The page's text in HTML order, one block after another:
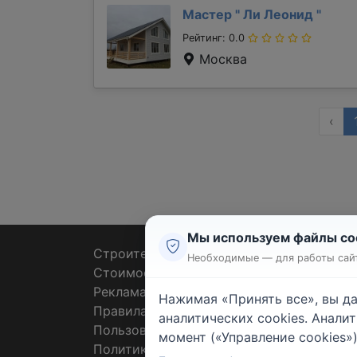
Мастер " Ли Леонид "
Рейтинг: 0.0
Москва
‹
Строительные тендеры
Стоимость работ
Реклама
Правила
Пользовательское соглашение
Политика конфиденциальности
Мы используем файлы
Необходимые — для работы
Нажимая «Принять все», вы
аналитических cookies.
момент («Управление